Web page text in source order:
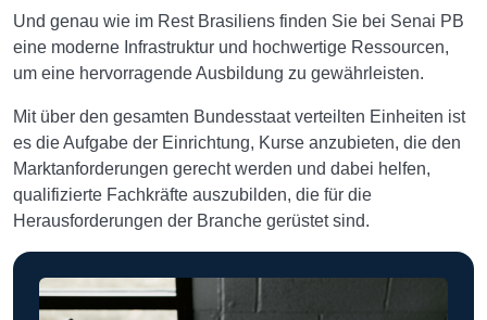
Und genau wie im Rest Brasiliens finden Sie bei Senai PB
eine moderne Infrastruktur und hochwertige Ressourcen,
um eine hervorragende Ausbildung zu gewährleisten.
Mit über den gesamten Bundesstaat verteilten Einheiten ist
es die Aufgabe der Einrichtung, Kurse anzubieten, die den
Marktanforderungen gerecht werden und dabei helfen,
qualifizierte Fachkräfte auszubilden, die für die
Herausforderungen der Branche gerüstet sind.